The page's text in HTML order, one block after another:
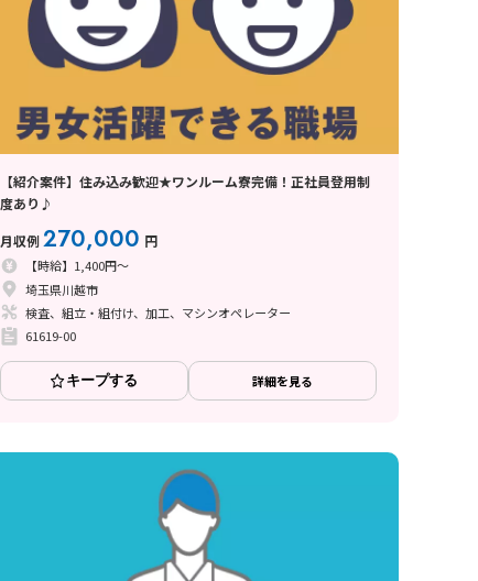
【紹介案件】住み込み歓迎★ワンルーム寮完備！正社員登用制
度あり♪
月収例270,000 円
【時給】1,400円～
埼玉県川越市
検査、組立・組付け、加工、マシンオペレーター
61619-00
キープする 詳細を見る